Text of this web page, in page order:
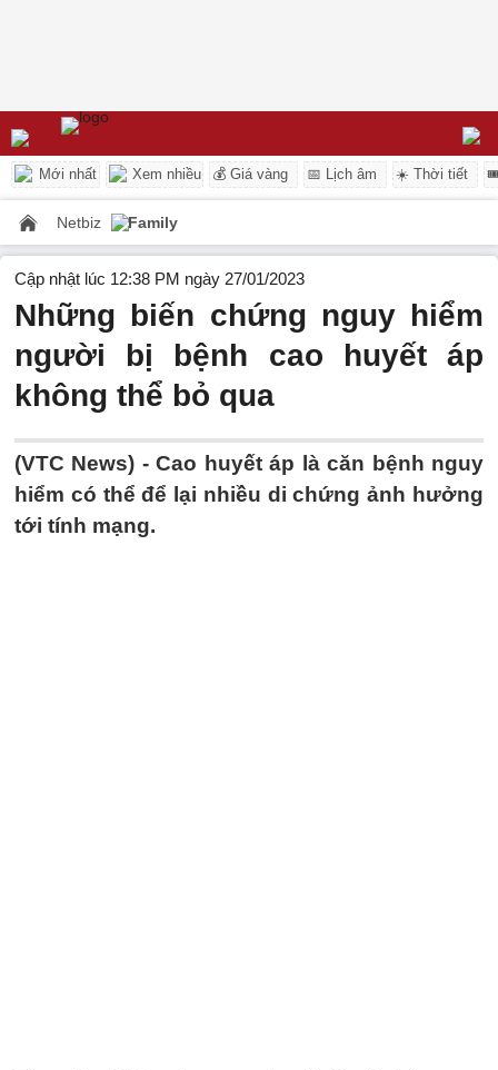
Mới nhất Xem nhiều 💰 Giá vàng 📅 Lịch âm ☀️ Thời tiết
Netbiz Family
Cập nhật lúc 12:38 PM ngày 27/01/2023
Những biến chứng nguy hiểm
người bị bệnh cao huyết áp
không thể bỏ qua
(VTC News) -Cao huyết áp là căn bệnh nguy
hiểm có thể để lại nhiều di chứng ảnh hưởng
tới tính mạng.